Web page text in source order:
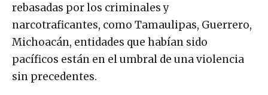
rebasadas por los criminales y
narcotraficantes, como Tamaulipas, Guerrero,
Michoacán, entidades que habían sido
pacíficos están en el umbral de una violencia
sin precedentes.